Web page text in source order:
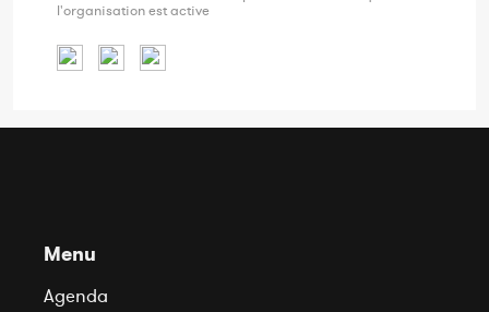
l'organisation est active
Menu
Agenda